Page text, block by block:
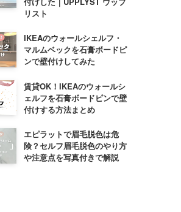
リスト
IKEAのウォールシェルフ・
マルムベックを石膏ボードピ
ンで壁付けしてみた
賃貸OK！IKEAのウォールシ
ェルフを石膏ボードピンで壁
付けする方法まとめ
エピラットで眉毛脱色は危
険？セルフ眉毛脱色のやり方
や注意点を写真付きで解説